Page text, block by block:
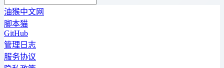
油猴中文网
脚本猫
GitHub
管理日志
服务协议